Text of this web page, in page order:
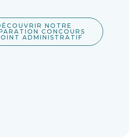
NOTRE
CONCOURS
ADMINISTRATIF